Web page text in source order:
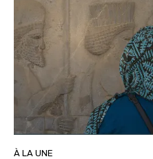
À LA UNE